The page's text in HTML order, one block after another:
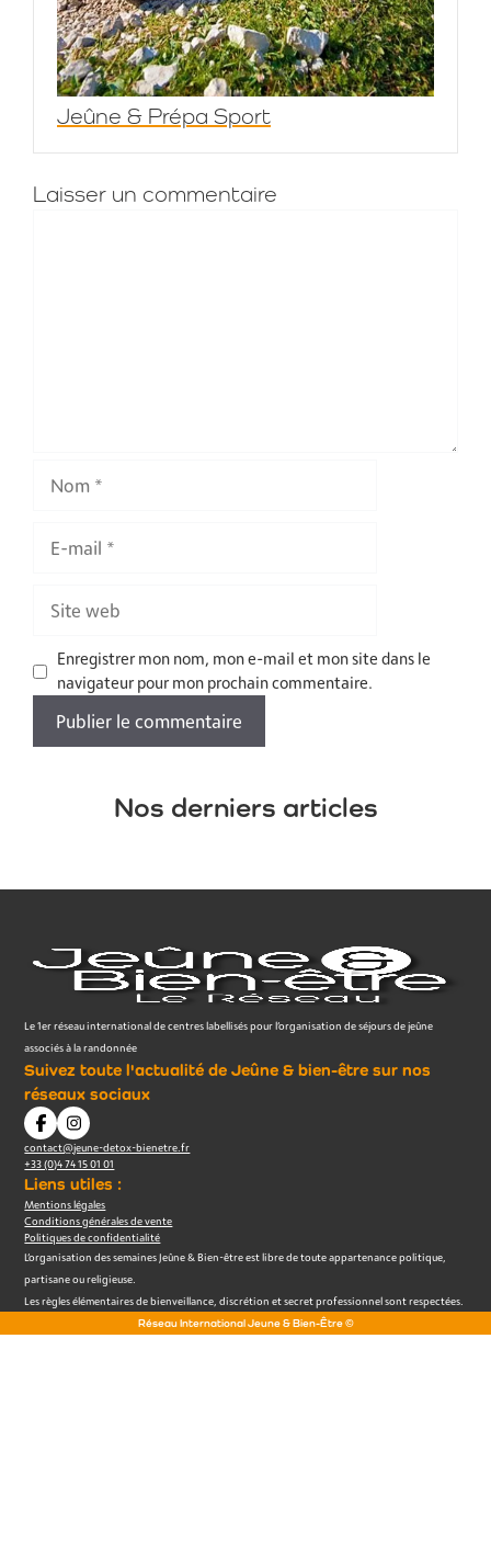
Jeûne & Prépa Sport
Laisser un commentaire
mail
Site
web
Enregistrer mon nom, mon e-mail et mon site dans le
navigateur pour mon prochain commentaire.
Nos derniers articles
Le 1er réseau international de centres labellisés pour l’organisation de séjours de jeûne
associés à la randonnée
Suivez toute l'actualité de Jeûne & bien-être sur nos
réseaux sociaux
contact@jeune-detox-bienetre.fr
+33 (0)4 74 15 01 01
Liens utiles :
Mentions légales
Conditions générales de vente
Politiques de confidentialité
L’organisation des semaines Jeûne & Bien-être est libre de toute appartenance politique,
partisane ou religieuse.
Les règles élémentaires de bienveillance, discrétion et secret professionnel sont respectées.
Réseau International Jeune & Bien-Être ©